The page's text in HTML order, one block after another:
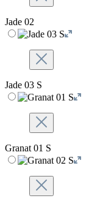
Jade 02
Jade 03 S
Granat 01 S